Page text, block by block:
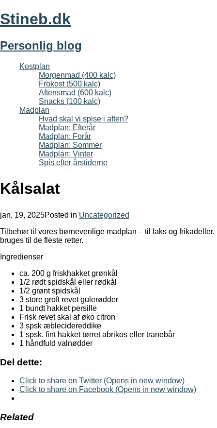
Stineb.dk
Personlig blog
Kostplan
Morgenmad (400 kalc)
Frokost (500 kalc)
Aftensmad (600 kalc)
Snacks (100 kalc)
Madplan
Hvad skal vi spise i aften?
Madplan: Efterår
Madplan: Forår
Madplan: Sommer
Madplan: Vinter
Spis efter årstiderne
Kålsalat
jan, 19, 2025Posted in Uncategorized
Tilbehør til vores børnevenlige madplan – til laks og
bruges til de fleste retter.
Ingredienser
ca. 200 g friskhakket grønkål
1/2 rødt spidskål eller rødkål
1/2 grønt spidskål
3 store groft revet gulerødder
1 bundt hakket persille
Frisk revet skal af øko citron
3 spsk æblecidereddike
1 spsk. fint hakket tørret abrikos eller tranebår
1 håndfuld valnødder
Del dette:
Click to share on Twitter (Opens in new window)
Click to share on Facebook (Opens in new window)
Related